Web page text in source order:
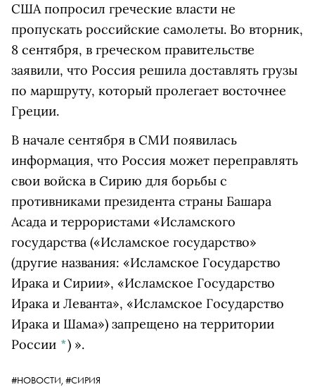
США попросил греческие власти не
пропускать российские самолеты. Во вторник,
8 сентября, в греческом правительстве
заявили, что Россия решила доставлять грузы
по маршруту, который пролегает восточнее
Греции.
В начале сентября в СМИ появилась
информация, что Россия может переправлять
свои войска в Сирию для борьбы с
противниками президента страны Башара
Асада и террористами «Исламского
государства («Исламское государство»
(другие названия: «Исламское Государство
Ирака и Сирии», «Исламское Государство
Ирака и Леванта», «Исламское Государство
Ирака и Шама») запрещено на территории
России *) ».
#НОВОСТИ, #СИРИЯ